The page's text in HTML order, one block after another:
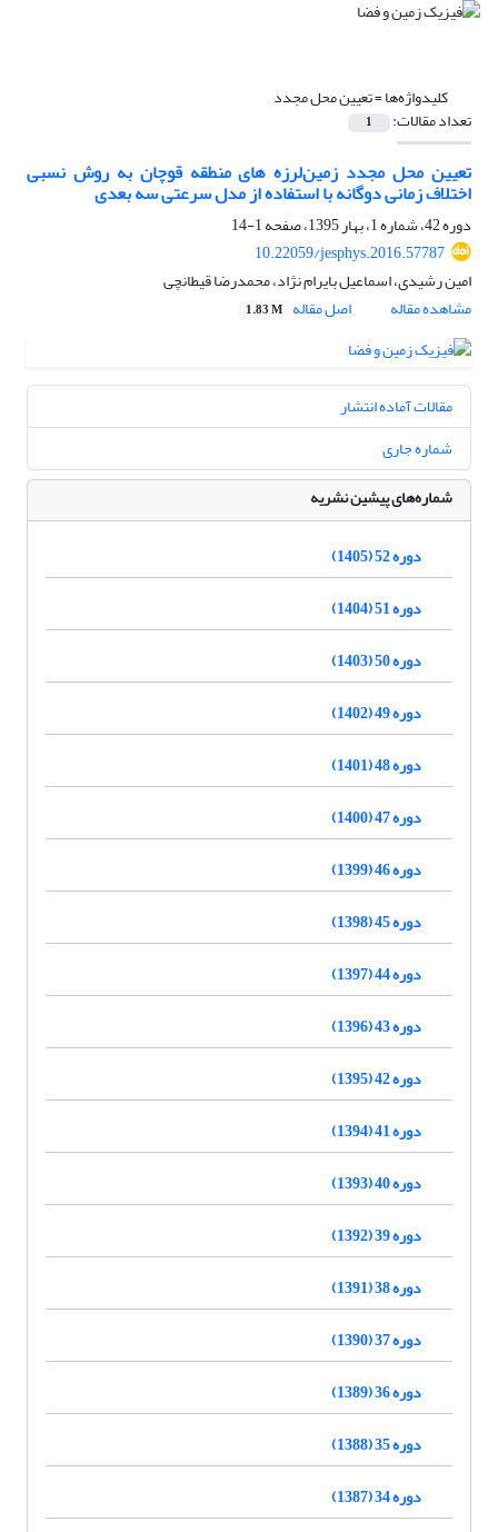
کلیدواژه‌ها =تعیین محل مجدد
تعداد مقالات: 1
تعیین محل مجدد زمین‌لرزه های منطقه قوچان به روش نسبی
اختلاف زمانی دوگانه با استفاده از مدل سرعتی سه بعدی
دوره 42، شماره 1، بهار 1395، صفحه
1-14
10.22059/jesphys.2016.57787
امین رشیدی، اسماعیل بایرام نژاد، محمدرضا قیطانچی
مشاهده مقاله
اصل مقاله 1.83 M
مقالات آماده انتشار
شماره جاری
شماره‌های پیشین نشریه
دوره 52 (1405)
دوره 51 (1404)
دوره 50 (1403)
دوره 49 (1402)
دوره 48 (1401)
دوره 47 (1400)
دوره 46 (1399)
دوره 45 (1398)
دوره 44 (1397)
دوره 43 (1396)
دوره 42 (1395)
دوره 41 (1394)
دوره 40 (1393)
دوره 39 (1392)
دوره 38 (1391)
دوره 37 (1390)
دوره 36 (1389)
دوره 35 (1388)
دوره 34 (1387)